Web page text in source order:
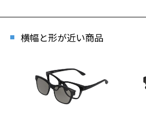
横幅と形が近い商品